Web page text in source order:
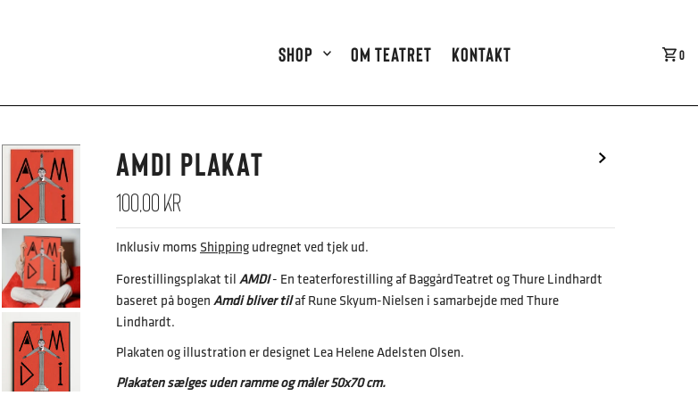
Shop Om teatret Kontakt 0
AMDI plakat
100,00 kr
Inklusiv moms Shipping udregnet ved tjek ud.
Forestillingsplakat til AMDI- En teaterforestilling af BaggårdTeatret og Thure Lindhardt
baseret på bogen Amdi bliver tilaf Rune Skyum-Nielsen i samarbejde med Thure
Lindhardt.
Plakaten og illustration er designet Lea Helene Adelsten Olsen.
Plakaten sælges uden ramme og måler 50x70 cm.